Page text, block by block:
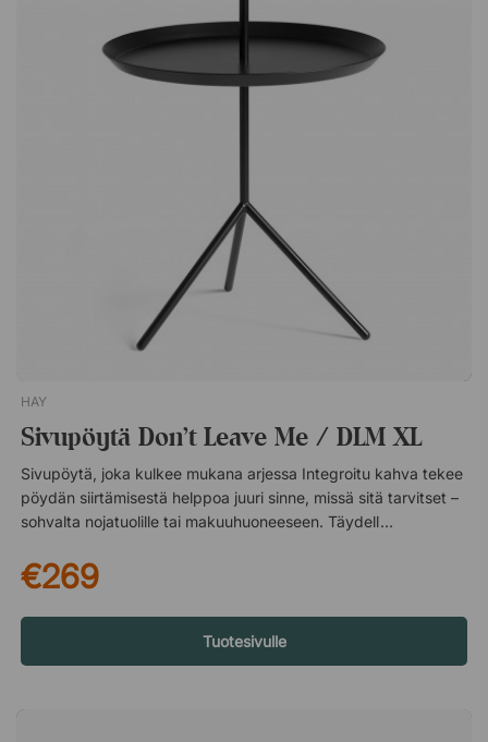
sisustuksen, valaistuksen ja teollisen muotoilun parissa. Hänen
muotoilunsa on saanut vaikutteita pohjoismaisesta perinteestä,
jossa on selkeät linjat ja yksinkertaiset siluetit. Oman studionsa
ruokapöydän tuoliksi kuin neuvottelutuoliksi toimistossa.
Helppo pyyhkiä ja pitää puhtaana. Mattapinta lisää tuoliin
ripauksen ylellisyyttä. Suosittu ja pidetty muotoilu.
HAY
Sivupöytä Don't Leave Me / DLM XL
Sivupöytä, joka kulkee mukana arjessa Integroitu kahva tekee
pöydän siirtämisestä helppoa juuri sinne, missä sitä tarvitset –
sohvalta nojatuolille tai makuuhuoneeseen. Täydellinen, kun
materiaali päivittäiseen käyttöön Valmistettu pulverimaalatusta
teräksestä, joka tarjoaa kulutusta kestävän pinnan
päivittäiseen käyttöön. Materiaali on sekä tukeva että helppo
pitää puhtaana, samalla kun se antaa pöydälle tyylikkään ja
modernin ilmeen. Ajaton design Pelkistetty muoto tekee Don’t
Yksinkertainen mutta harkittu design toimii yhtä hyvin kotona
€269
Tuotesivulle